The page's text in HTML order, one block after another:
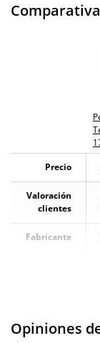
Precio
Valoración
clientes
Fabricante
Longitud
Opiniones